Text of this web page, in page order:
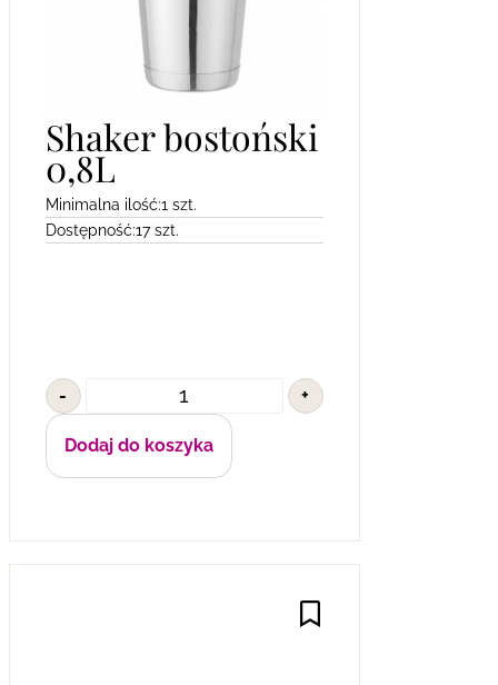
Shaker bostoński
0,8L
Minimalna ilość:1 szt.
Dostępność:17 szt.
- +
Dodaj do koszyka